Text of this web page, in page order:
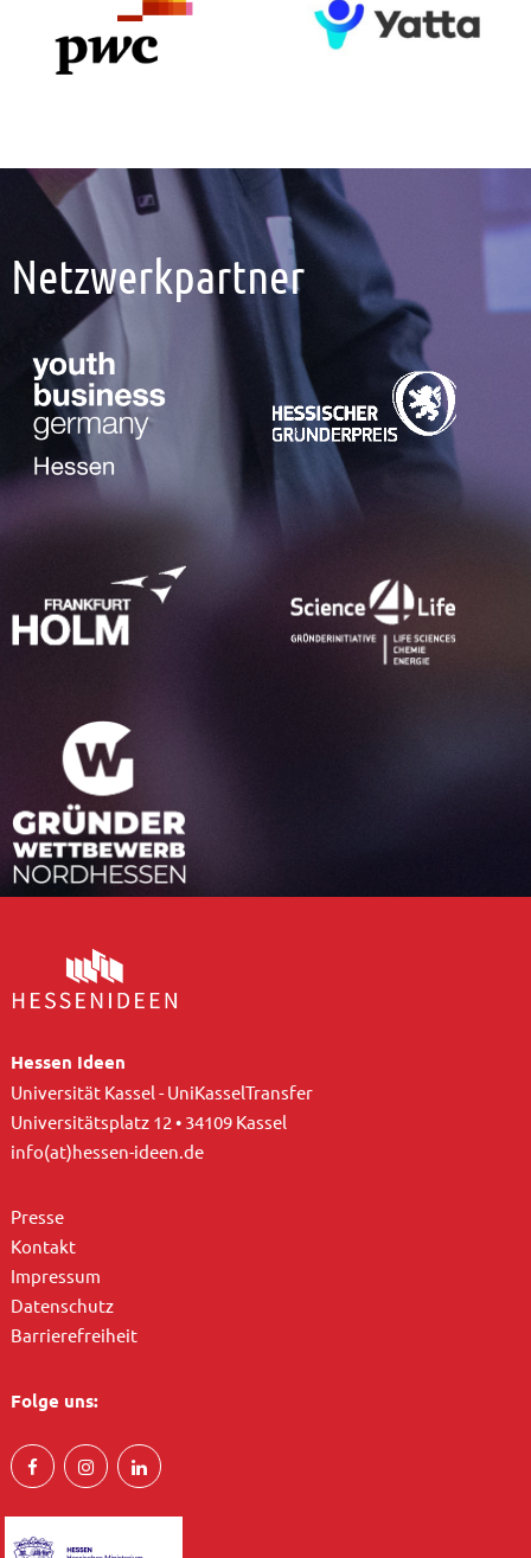
Netzwerkpartner
Hessen Ideen
Universität Kassel - UniKasselTransfer
Universitätsplatz 12 • 34109 Kassel
info(at)hessen-ideen.de
Presse
Kontakt
Impressum
Datenschutz
Barrierefreiheit
Folge uns: